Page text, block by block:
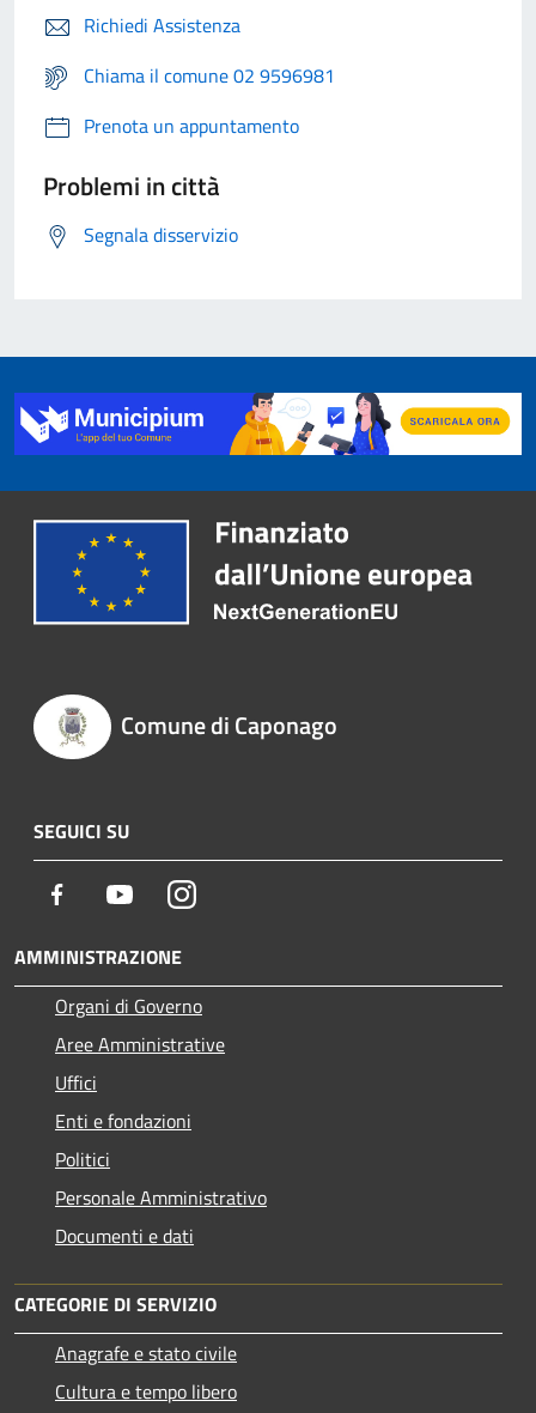
Richiedi Assistenza
Chiama il comune 02 9596981
Prenota un appuntamento
Problemi in città
Segnala disservizio
Comune di Caponago
SEGUICI SU
Facebook YoutubeInstagram
AMMINISTRAZIONE
Organi di Governo
Aree Amministrative
Uffici
Enti e fondazioni
Politici
Personale Amministrativo
Documenti e dati
CATEGORIE DI SERVIZIO
Anagrafe e stato civile
Cultura e tempo libero